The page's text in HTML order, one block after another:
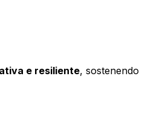
e resiliente, sostenendo